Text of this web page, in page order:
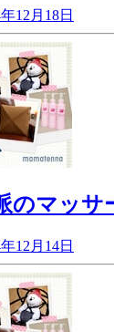
12月18日
のマッサ
12月14日